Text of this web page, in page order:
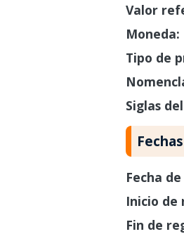
Valor
Moneda:
Tipo de
Siglas
Fecha
Inicio
Fin de